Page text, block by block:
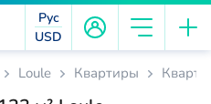
Рус
USD
Loule Квартиры